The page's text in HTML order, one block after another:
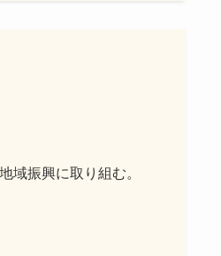
域振興に取り組む。